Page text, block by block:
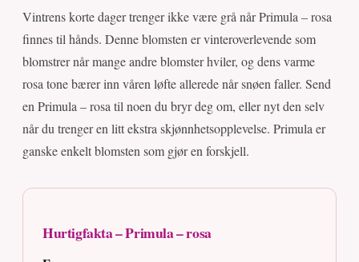
Vintrens korte dager trenger ikke være grå når Primula – rosa
finnes til hånds. Denne blomsten er vinteroverlevende som
blomstrer når mange andre blomster hviler, og dens varme
rosa tone bærer inn våren løfte allerede når snøen faller. Send
en Primula – rosa til noen du bryr deg om, eller nyt den selv
når du trenger en litt ekstra skjønnhetsopplevelse. Primula er
ganske enkelt blomsten som gjør en forskjell.
Hurtigfakta – Primula – rosa